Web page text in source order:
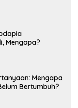
Mengapa?
Mengapa
Bertumbuh?